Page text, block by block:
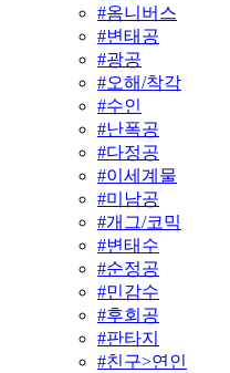
#옴니버스
#변태공
#광공
#오해/착각
#수인
#난폭공
#다정공
#이세계물
#미남공
#개그/코믹
#변태수
#순정공
#민감수
#후회공
#판타지
#친구>연인